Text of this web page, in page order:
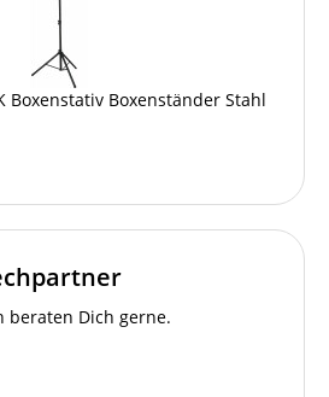
Boxenstativ Boxenständer Stahl
beraten Dich gerne.